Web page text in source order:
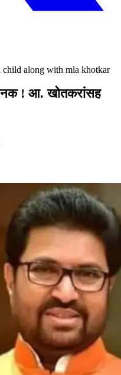
child along with mla khotkar
! आ. खोतकरांसह